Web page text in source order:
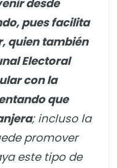
desde
pues facilita
quien también
Electoral
con la
que
; incluso la
promover
este tipo de